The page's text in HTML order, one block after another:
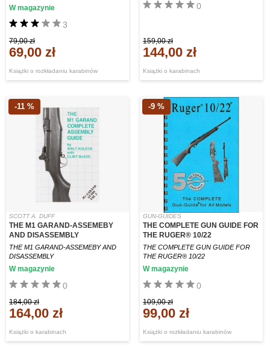
Książki o rozkładaniu karabinów
3
W magazynie
79,00 zł
69,00 zł
Książki o karabinach
0
159,00 zł
144,00 zł
-11 %
SCOTT A. DUFF
THE M1 GARAND-ASSEMEBY
AND DISASSEMBLY
THE M1 GARAND-ASSEMEBY AND
DISASSEMBLY
Książki o karabinach
0
W magazynie
184,00 zł
164,00 zł
-9 %
GUN-GUIDES
THE COMPLETE GUN GUIDE FOR
THE RUGER® 10/22
THE COMPLETE GUN GUIDE FOR
THE RUGER® 10/22
Książki o rozkładaniu karabinów
0
W magazynie
109,00 zł
99,00 zł